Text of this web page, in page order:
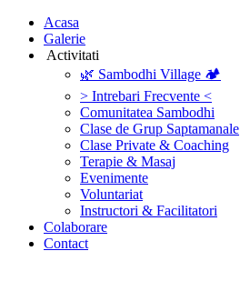
‎Acasa
Galerie
‎ ‎Activitati‎
🌿 Sambodhi Village 🏕️
> Intrebari Frecvente <
Comunitatea Sambodhi
Clase de Grup Saptamanale
Clase Private & Coaching
Terapie & Masaj
‎Evenimente
Voluntariat
‏‏‎Instructori & Facilitatori
Colaborare
Contact